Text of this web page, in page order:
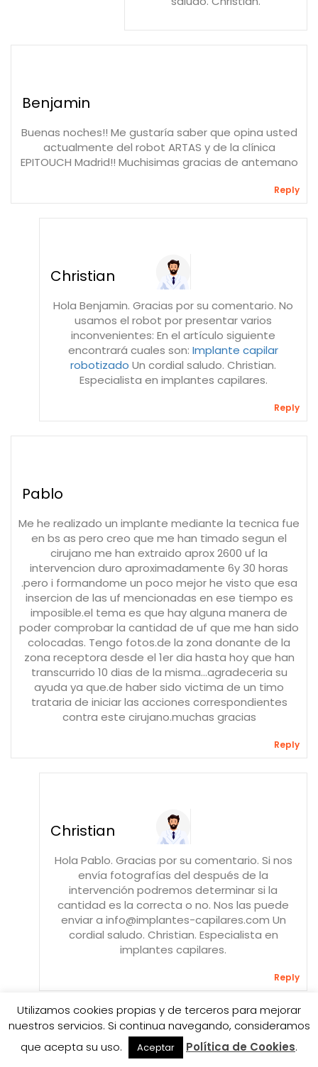
Benjamin
Buenas noches!! Me gustaría saber que opina usted
actualmente del robot ARTAS y de la clínica
EPITOUCH Madrid!! Muchisimas gracias de antemano
Reply
Christian
Hola Benjamin. Gracias por su comentario. No
usamos el robot por presentar varios
inconvenientes: En el artículo siguiente
encontrará cuales son: Implante capilar
robotizado Un cordial saludo. Christian.
Especialista en implantes capilares.
Reply
Pablo
Me he realizado un implante mediante la tecnica fue
en bs as pero creo que me han timado segun el
cirujano me han extraido aprox 2600 uf la
intervencion duro aproximadamente 6y 30 horas
.pero i formandome un poco mejor he visto que esa
insercion de las uf mencionadas en ese tiempo es
imposible.el tema es que hay alguna manera de
poder comprobar la cantidad de uf que me han sido
colocadas. Tengo fotos.de la zona donante de la
zona receptora desde el 1er dia hasta hoy que han
transcurrido 10 dias de la misma...agradeceria su
ayuda ya que.de haber sido victima de un timo
trataria de iniciar las acciones correspondientes
contra este cirujano.muchas gracias
Reply
Christian
Hola Pablo. Gracias por su comentario. Si nos
envía fotografías del después de la
intervención podremos determinar si la
cantidad es la correcta o no. Nos las puede
enviar a info@implantes-capilares.com Un
cordial saludo. Christian. Especialista en
implantes capilares.
Reply
Utilizamos cookies propias y de terceros para mejorar
nuestros servicios. Si continua navegando, consideramos
que acepta su uso.
Aceptar Política de Cookies.